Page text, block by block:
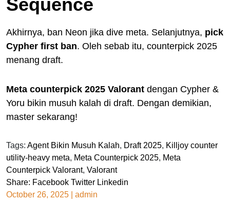
Akhirnya, ban Neon jika dive meta. Selanjutnya, pick
Cypher first ban. Oleh sebab itu, counterpick 2025
menang draft.
Meta counterpick 2025 Valorant dengan Cypher &
Yoru bikin musuh kalah di draft. Dengan demikian,
master sekarang!
Tags: Agent Bikin Musuh Kalah, Draft 2025, Killjoy counter
utility-heavy meta, Meta Counterpick 2025, Meta
Counterpick Valorant, Valorant
Share: Facebook Twitter Linkedin
October 26, 2025
admin